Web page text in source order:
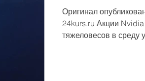
Оригинал
24kurs.ru Акции Nvidia и других технологических
тяжеловесов в среду